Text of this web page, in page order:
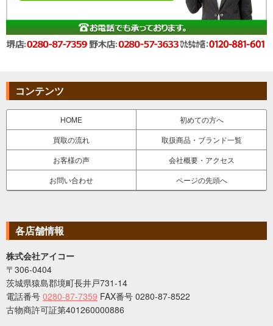
コンテンツ
HOME
初めての方へ
買取の流れ
取扱商品・ブランド一覧
お客様の声
会社概要・アクセス
お問い合わせ
ページの先頭へ
各店舗情報
株式会社アイコー
〒306-0404
茨城県猿島郡境町長井戸731-14
電話番号 0280-87-7359 FAX番号 0280-87-8522
古物商許可証第401260000886